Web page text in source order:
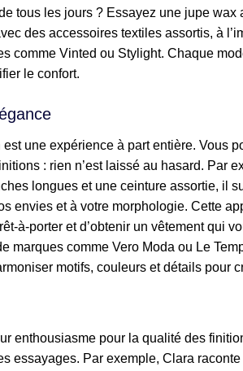
tous les jours ? Essayez une jupe wax
des accessoires textiles assortis, à
comme Vinted ou Stylight. Chaque
le confort.
une expérience à part entière. Vous
: rien n’est laissé au hasard. Par
longues et une ceinture assortie, il
envies et à votre morphologie. Cette
à-porter et d’obtenir un vêtement qui
marques comme Vero Moda ou Le
motifs, couleurs et détails pour
enthousiasme pour la qualité des
essayages. Par exemple, Clara